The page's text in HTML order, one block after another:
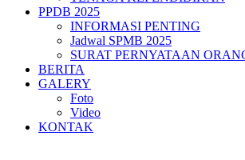
PPDB 2025
INFORMASI PENTING
Jadwal SPMB 2025
SURAT PERNYATAAN
BERITA
GALERY
Foto
Video
KONTAK